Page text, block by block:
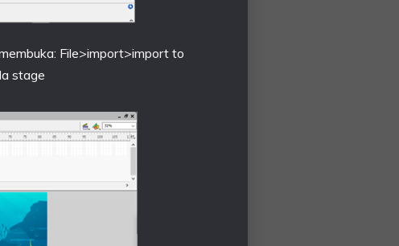
File>import>import to
stage